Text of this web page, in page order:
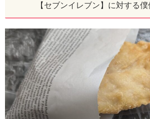
【セブンイレブン】に対する